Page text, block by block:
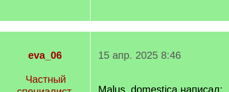
eva_06
Частный
15 апр. 2025 8:46
Malus_domestica написал: